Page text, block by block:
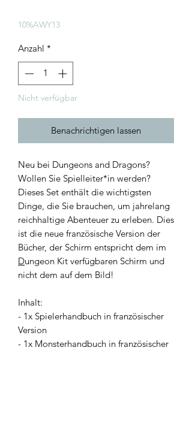
10%AWY13
Anzahl *
Nicht verfügbar
Benachrichtigen lassen
Neu bei Dungeons and Dragons?
Wollen Sie Spielleiter*in werden?
Dieses Set enthält die wichtigsten
Dinge, die Sie brauchen, um jahrelang
reichhaltige Abenteuer zu erleben. Dies
ist die neue französische Version der
Bücher, der Schirm entspricht dem im
Dungeon Kit verfügbaren Schirm und
nicht dem auf dem Bild!
Inhalt:
- 1x Spielerhandbuch in französischer
Version
- 1x Monsterhandbuch in französischer